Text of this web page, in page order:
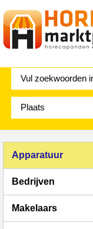
Apparatuur
Bedrijven
Makelaars